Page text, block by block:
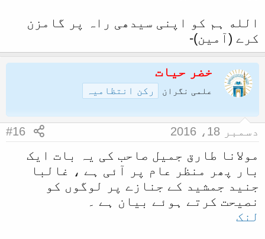
الله ہم کو اپنی سیدھی راہ پر گامزن
کرے (آمین)-
خضر حیات
علمی نگران رکن انتظامیہ
دسمبر 18، 2016 #16
مولانا طارق جمیل صاحب کی یہ بات ایک
بار پھر منظر عام پر آئی ہے ، غالبا
جنید جمشید کے جنازے پر لوگوں کو
نصیحت کرتے ہوئے بیان ہے ۔
لنک